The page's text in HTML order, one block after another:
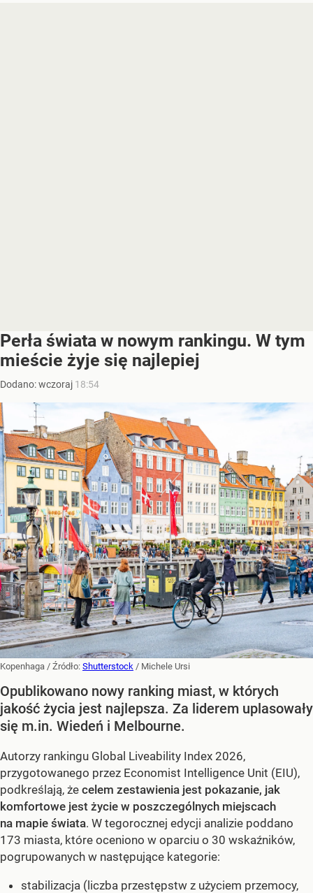
Perła świata w nowym rankingu. W tym
mieście żyje się najlepiej
Dodano:wczoraj 18:54
Kopenhaga / Źródło: Shutterstock / Michele Ursi
Opublikowano nowy ranking miast, w których
jakość życia jest najlepsza. Za liderem uplasowały
się m.in. Wiedeń i Melbourne.
Autorzy rankingu Global Liveability Index 2026,
przygotowanego przez Economist Intelligence Unit (EIU),
podkreślają, że celem zestawienia jest pokazanie, jak
komfortowe jest życie w poszczególnych miejscach
na mapie świata. W tegorocznej edycji analizie poddano
173 miasta, które oceniono w oparciu o 30 wskaźników,
pogrupowanych w następujące kategorie:
stabilizacja (liczba przestępstw z użyciem przemocy,